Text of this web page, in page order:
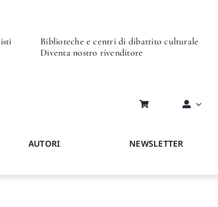
Biblioteche e centri di dibattito culturale
Diventa nostro rivenditore
AUTORI NEWSLETTER